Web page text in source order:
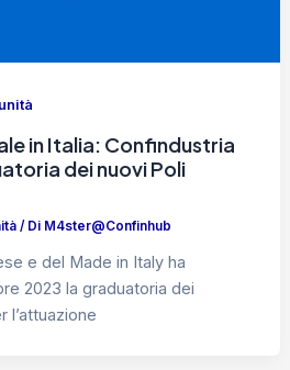
in Italia: Confindustria
dei nuovi Poli
/ Di M4ster@Confinhub
e del Made in Italy ha
2023 la graduatoria dei
l’attuazione